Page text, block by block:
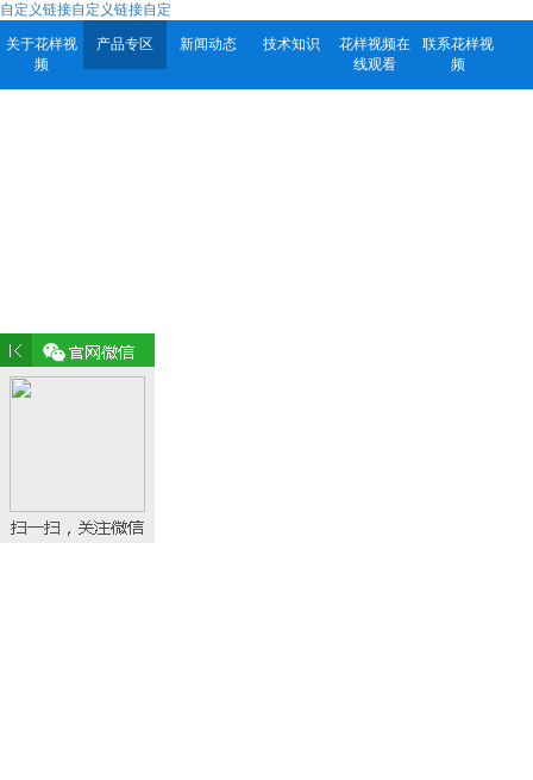
自定义链接自定义链接自定
关于花样视
频
产品专区 新闻动态 技术知识
花样视频在
线观看
联系花样视
频